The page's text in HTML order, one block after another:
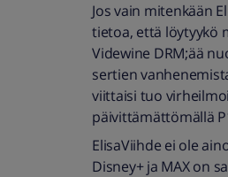
Jos vain mitenkään
tietoa, että löytyykö
Videwine DRM;ää
sertien
viittaisi tuo
päivittämättömällä
ElisaViihde ei ole
Disney+ ja MAX on